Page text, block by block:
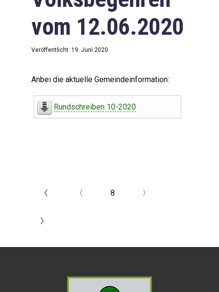
vom 12.06.2020
Veröffentlicht: 19. Juni 2020
Anbei die aktuelle Gemeindeinformation:
Rundschreiben 10-2020
《 〈 8 〉
》